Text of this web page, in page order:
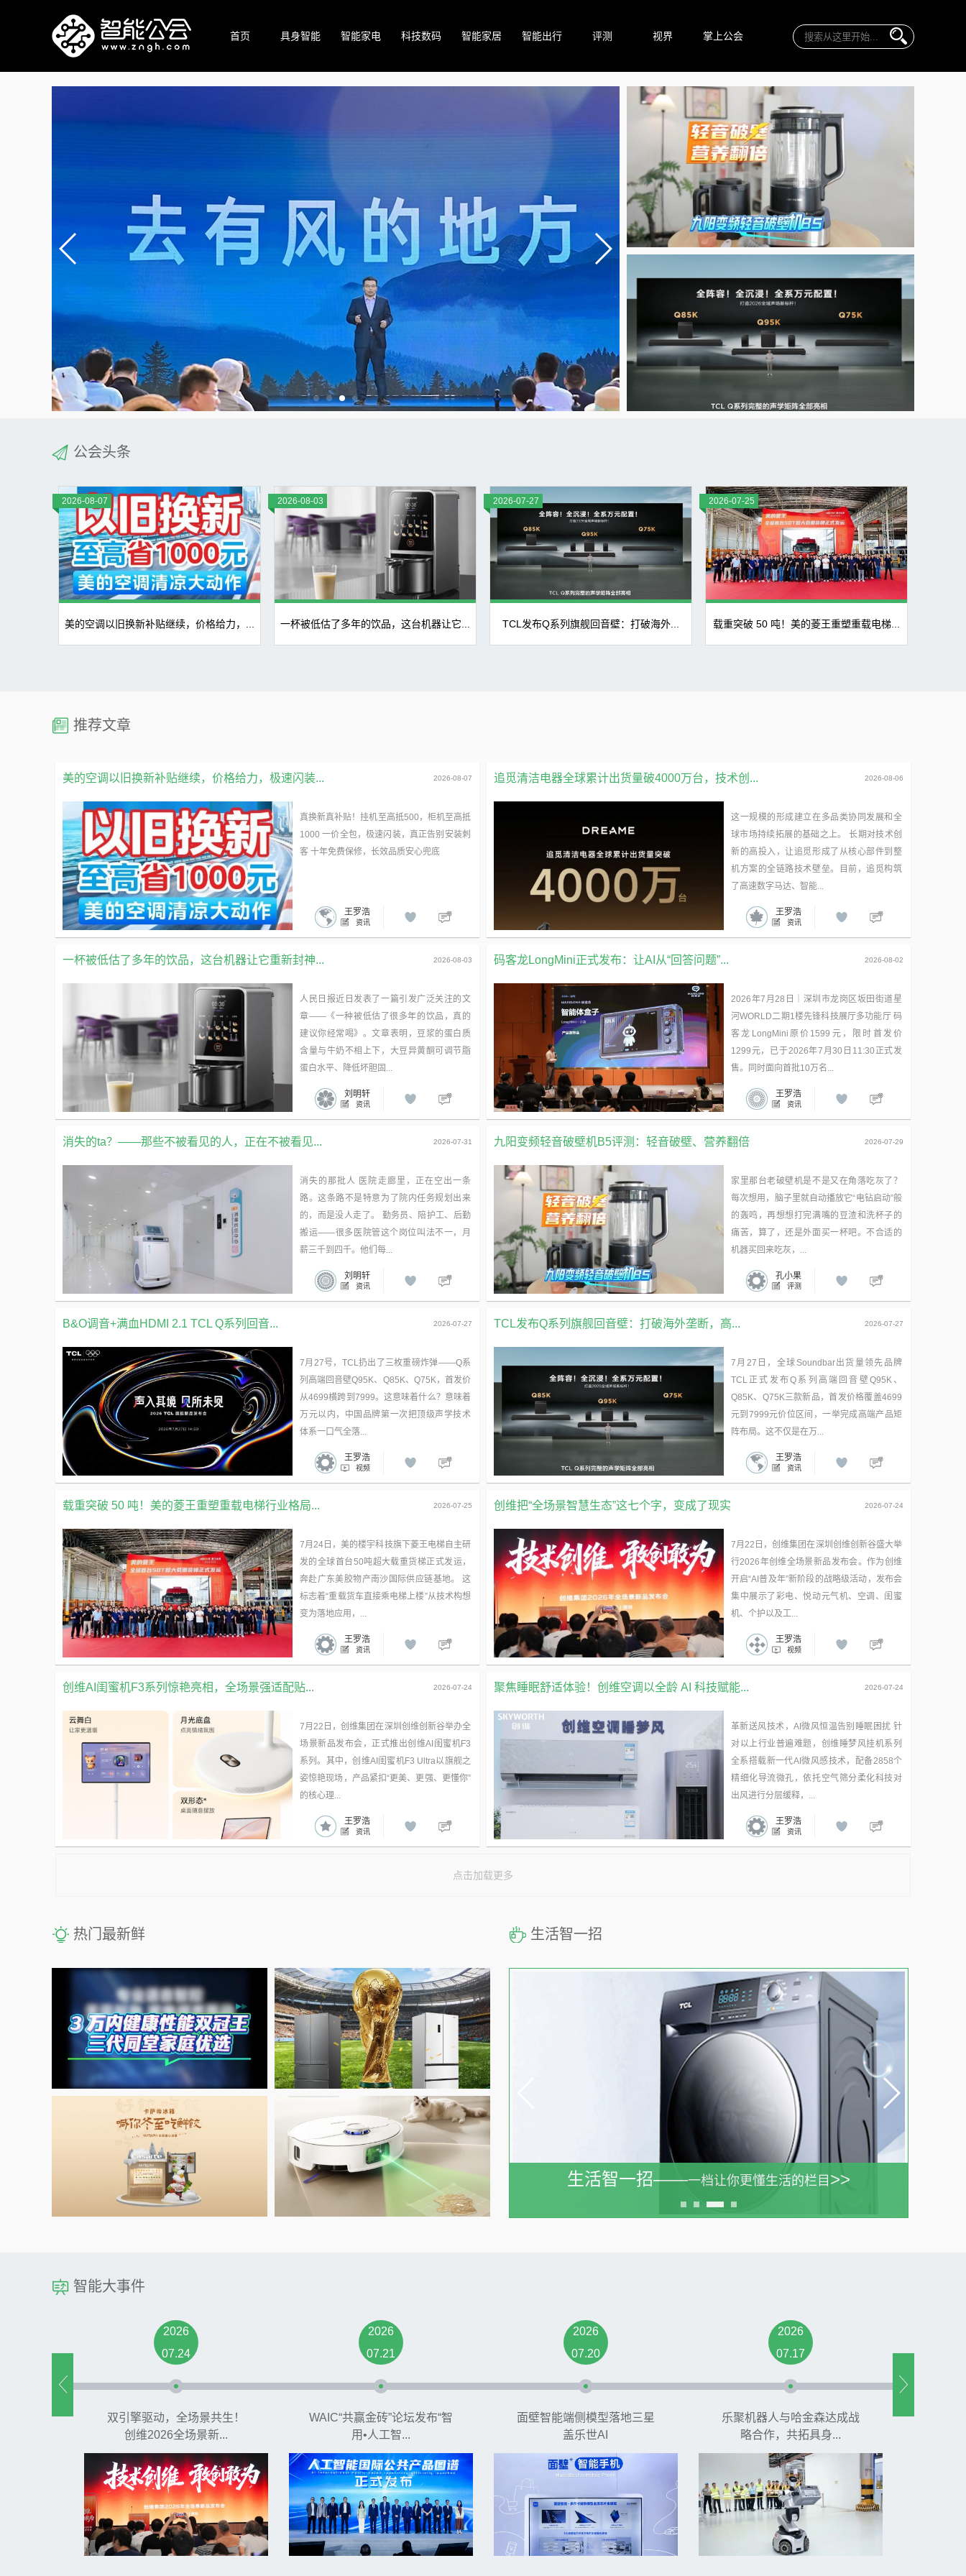
首页 具身智能 智能家电 科技数码 智能家居 智能出行 评测 视界 掌上公会
九阳变频轻音破壁机B5评测：轻...
孔小果
2026-07-29
来源：原创
TCL发布Q系列旗舰回音壁：...
王罗浩
载重突破 50 吨！美的菱王重塑...
王罗浩
2026-07-25
来源：原创
公会头条
美的空调以旧换新补贴继续，价格给力，...
2026-08-07
一杯被低估了多年的饮品，这台机器让它...
2026-08-03
TCL发布Q系列旗舰回音壁：打破海外...
2026-07-27
载重突破 50 吨！美的菱王重塑重载电梯...
2026-07-25
大屏拓界，生态共生！创维壁纸电视亮相...
7月22日，创维彩电携2026年超旗舰壁纸电视
A10H Pro、超旗舰壁纸电视Q9H以及AI体...
了解更多
WAIC“共赢金砖”论坛发布“智用•人...
“共赢金砖”论坛由中国—金砖国家人工智能发展与
合作中心与中国信息通信研究院主办，...
香港生产力促进局再度亮相“2026世界人...
大会暨人工智能全球治理高级别会议”（W...
了解更多
几十年前的红外遥控器 为啥还在用？原因...
电视遥控器用红外——这件事放在1980年叫“先
进”，放在2026年叫“赖着不走”。 你信不...
了解更多
推荐文章
美的空调以旧换新补贴继续，价格给力，极速闪装... 2026-08-07
真换新真补贴！挂机至高抵500，柜机至高抵
1000 一价全包，极速闪装，真正告别安装刺
客 十年免费保修，长效品质安心兜底
王罗浩
资讯
追觅清洁电器全球累计出货量破4000万台，技术创... 2026-08-06
这一规模的形成建立在多品类协同发展和全
球市场持续拓展的基础之上。 长期对技术创
新的高投入，让追觅形成了从核心部件到整
机方案的全链路技术壁垒。目前，追觅构筑
了高速数字马达、智能...
王罗浩
资讯
一杯被低估了多年的饮品，这台机器让它重新封神... 2026-08-03
人民日报近日发表了一篇引发广泛关注的文
章——《一种被低估了很多年的饮品，真的
建议你经常喝》。文章表明，豆浆的蛋白质
含量与牛奶不相上下，大豆异黄酮可调节脂
蛋白水平、降低坏胆固...
刘明轩
资讯
码客龙LongMini正式发布：让AI从“回答问题”... 2026-08-02
2026年7月28日｜深圳市龙岗区坂田街道星
河WORLD二期1楼先锋科技展厅多功能厅 码
客龙LongMini原价1599元，限时首发价
1299元，已于2026年7月30日11:30正式发
售。同时面向首批10万名...
王罗浩
资讯
消失的ta？——那些不被看见的人，正在不被看见... 2026-07-31
消失的那批人 医院走廊里，正在空出一条
路。这条路不是特意为了院内任务规划出来
的，而是没人走了。 勤务员、陪护工、后勤
搬运——很多医院管这个岗位叫法不一，月
薪三千到四千。他们每...
刘明轩
资讯
九阳变频轻音破壁机B5评测：轻音破壁、营养翻倍 2026-07-29
家里那台老破壁机是不是又在角落吃灰了？
每次想用，脑子里就自动播放它“电钻启动”般
的轰鸣，再想想打完满嘴的豆渣和洗杯子的
痛苦，算了，还是外面买一杯吧。不合适的
机器买回来吃灰，...
孔小果
评测
B&O调音+满血HDMI 2.1 TCL Q系列回音... 2026-07-27
7月27号，TCL扔出了三枚重磅炸弹——Q系
列高端回音壁Q95K、Q85K、Q75K，首发价
从4699横跨到7999。这意味着什么？意味着
万元以内，中国品牌第一次把顶级声学技术
体系一口气全落...
王罗浩
视频
TCL发布Q系列旗舰回音壁：打破海外垄断，高... 2026-07-27
7月27日，全球Soundbar出货量领先品牌
TCL正式发布Q系列高端回音壁Q95K、
Q85K、Q75K三款新品，首发价格覆盖4699
元到7999元价位区间，一举完成高端产品矩
阵布局。这不仅是在万...
王罗浩
资讯
载重突破 50 吨！美的菱王重塑重载电梯行业格局... 2026-07-25
7月24日，美的楼宇科技旗下菱王电梯自主研
发的全球首台50吨超大载重货梯正式发运，
奔赴广东美胶物产南沙国际供应链基地。 这
标志着“重载货车直接乘电梯上楼”从技术构想
变为落地应用，...
王罗浩
资讯
创维把“全场景智慧生态”这七个字，变成了现实 2026-07-24
7月22日，创维集团在深圳创维创新谷盛大举
行2026年创维全场景新品发布会。作为创维
开启“AI普及年”新阶段的战略级活动，发布会
集中展示了彩电、悦动元气机、空调、闺蜜
机、个护以及工...
王罗浩
视频
创维AI闺蜜机F3系列惊艳亮相，全场景强适配贴... 2026-07-24
7月22日，创维集团在深圳创维创新谷举办全
场景新品发布会，正式推出创维AI闺蜜机F3
系列。其中，创维AI闺蜜机F3 Ultra以旗舰之
姿惊艳现场，产品紧扣“更美、更强、更懂你”
的核心理...
王罗浩
资讯
聚焦睡眠舒适体验！创维空调以全龄 AI 科技赋能... 2026-07-24
革新送风技术，AI微风恒温告别睡眠困扰 针
对以上行业普遍难题，创维睡梦风挂机系列
全系搭载新一代AI微风感技术，配备2858个
精细化导流微孔，依托空气筛分柔化科技对
出风进行分层缓释，...
王罗浩
资讯
点击加载更多
热门最新鲜 生活智一招
生活智一招——一档让你更懂生活的栏目 >>
智能大事件
2026
07.24
双引擎驱动，全场景共生！
创维2026全场景新...
2026
07.21
WAIC“共赢金砖”论坛发布“智
用•人工智...
2026
07.20
面壁智能端侧模型落地三星
盖乐世AI
2026
07.17
乐聚机器人与哈金森达成战
略合作，共拓具身...